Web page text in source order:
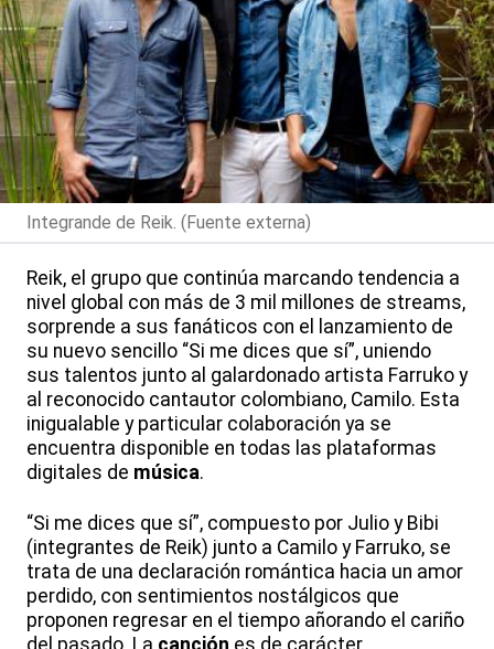
Integrande de Reik. (Fuente externa)
Reik, el grupo que continúa marcando tendencia a
nivel global con más de 3 mil millones de streams,
sorprende a sus fanáticos con el lanzamiento de
su nuevo sencillo “Si me dices que sí”, uniendo
sus talentos junto al galardonado artista Farruko y
al reconocido cantautor colombiano, Camilo. Esta
inigualable y particular colaboración ya se
encuentra disponible en todas las plataformas
digitales de música.
“Si me dices que sí”, compuesto por Julio y Bibi
(integrantes de Reik) junto a Camilo y Farruko, se
trata de una declaración romántica hacia un amor
perdido, con sentimientos nostálgicos que
proponen regresar en el tiempo añorando el cariño